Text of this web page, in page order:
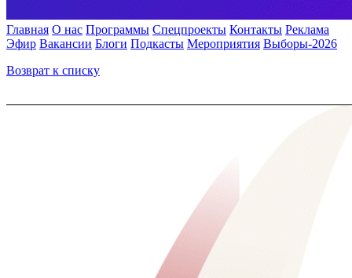
Главная О нас Программы Спецпроекты Контакты Реклама
Эфир Вакансии Блоги Подкасты Мероприятия Выборы-2026
Возврат к списку